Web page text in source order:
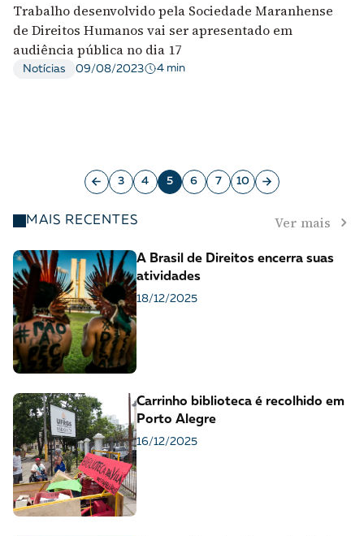
Trabalho desenvolvido pela Sociedade Maranhense
de Direitos Humanos vai ser apresentado em
audiência pública no dia 17
Notícias 09/08/2023 4 min
MAIS RECENTES Ver mais
A Brasil de Direitos encerra suas
atividades
18/12/2025
Carrinho biblioteca é recolhido em
Porto Alegre
16/12/2025
3 4 5 6 7 10